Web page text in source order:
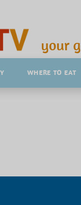
your
WHERE TO EAT